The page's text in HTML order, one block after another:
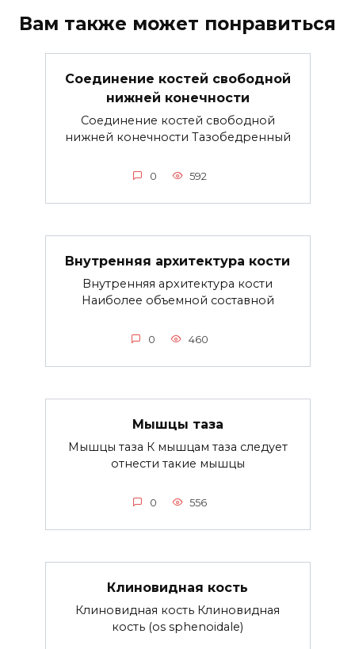
Вам также может понравиться
Соединение костей свободной
нижней конечности
Соединение костей свободной
нижней конечности Тазобедренный
0 592
Внутренняя архитектура кости
Внутренняя архитектура кости
Наиболее объемной составной
0 460
Мышцы таза
Мышцы таза К мышцам таза следует
отнести такие мышцы
0 556
Клиновидная кость
Клиновидная кость Клиновидная
кость (os sphenoidale)